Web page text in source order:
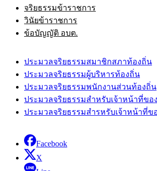
จริยธรรมข้าราชการ
วินัยข้าราชการ
ข้อบัญญัติ อบต.
ประมวลจริยธรรมสมาชิกสภาท้องถิ่น
ประมวลจริยธรรมผู้บริหารท้องถิ่น
ประมวลจริยธรรมพนักงานส่วนท้องถิ่น
ประมวลจริยธรรมสำหรับเจ้าหน้าที่ขอ
ประมวลจริยธรรมสำรหรับเจ้าหน้าที่ข
Facebook
X